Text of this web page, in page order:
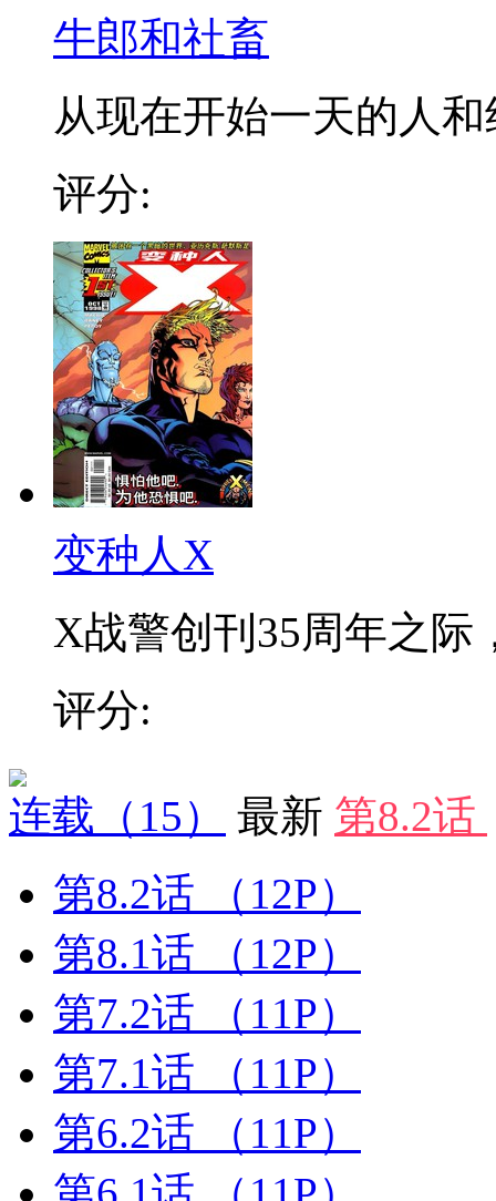
牛郎和社畜
从现在开始一天的人和
评分:
变种人X
X战警创刊35周年之际
评分:
连载 （15） 最新 第8.2话
第8.2话
（12P）
第8.1话
（12P）
第7.2话
（11P）
第7.1话
（11P）
第6.2话
（11P）